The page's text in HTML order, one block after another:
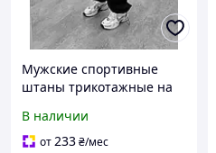
Мужские спортивные
штаны трикотажные на
В наличии
от233₴/мес